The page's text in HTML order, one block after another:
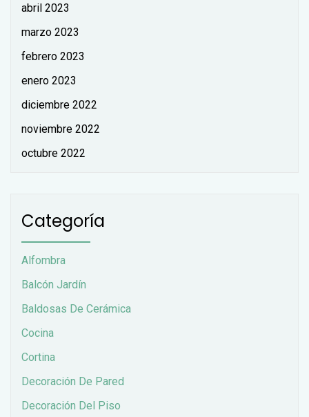
abril 2023
marzo 2023
febrero 2023
enero 2023
diciembre 2022
noviembre 2022
octubre 2022
Categoría
Alfombra
Balcón Jardín
Baldosas De Cerámica
Cocina
Cortina
Decoración De Pared
Decoración Del Piso